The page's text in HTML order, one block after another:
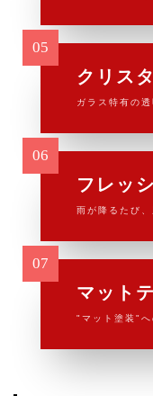
クリス
ガラス特有の
フレッ
雨が降るたび
マット
"マット塗装"